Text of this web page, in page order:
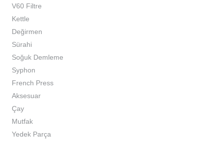
V60 Filtre
Kettle
Değirmen
Sürahi
Soğuk Demleme
Syphon
French Press
Aksesuar
Çay
Mutfak
Yedek Parça